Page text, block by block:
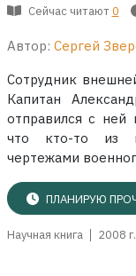
Сейчас читают 0
Автор: Сергей
Сотрудник
Капитан
отправился с ней
что кто-то из
чертежами
ПЛАНИРУЮ
Научная книга 2008 г.